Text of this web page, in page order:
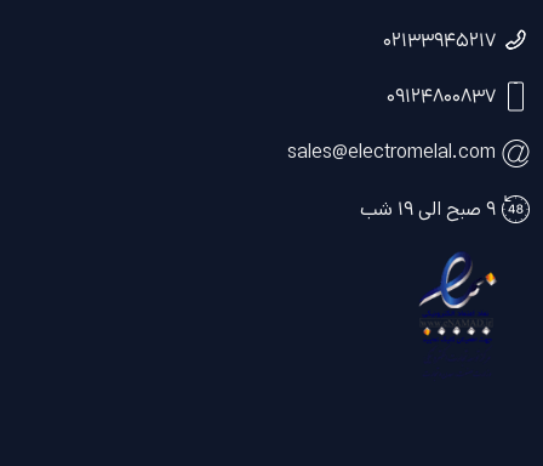
۰۲۱۳۳۹۴۵۲۱۷
۰۹۱۲۴۸۰۰۸۳۷
sales@electromelal.com